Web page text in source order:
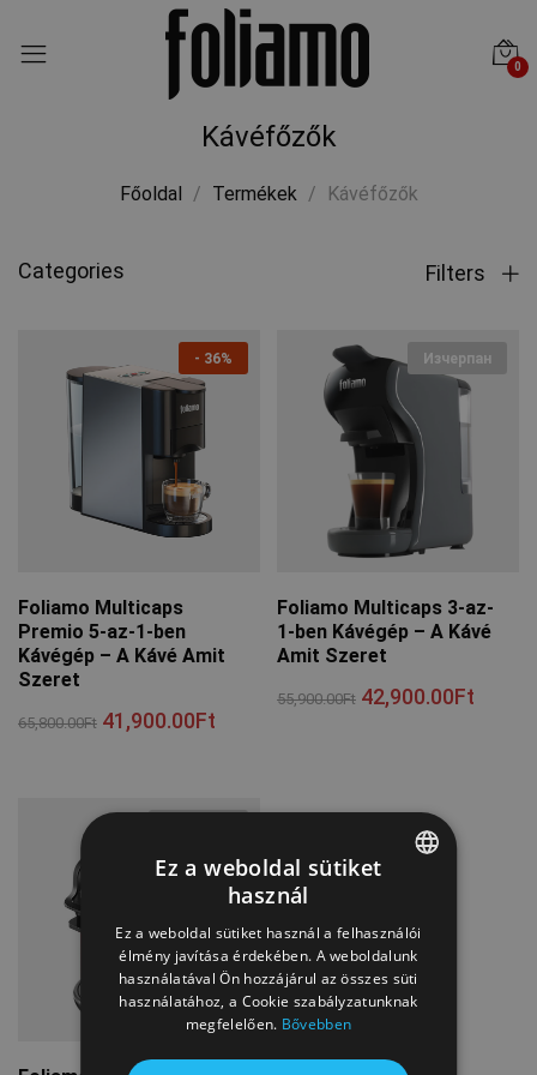
0
Kávéfőzők
Főoldal Termékek Kávéfőzők
Categories Filters
- 36%
Foliamo Multicaps
Premio 5-az-1-ben
Kávégép – A Kávé Amit
Szeret
65,800.00Ft 41,900.00Ft
Изчерпан
Foliamo Multicaps 3-az-
1-ben Kávégép – A Kávé
Amit Szeret
55,900.00Ft 42,900.00Ft
CROATIAN
CZECH
Ez a weboldal sütiket
használ
Ez a weboldal sütiket használ a felhasználói
élmény javítása érdekében. A weboldalunk
használatával Ön hozzájárul az összes süti
használatához, a Cookie szabályzatunknak
megfelelően. Bővebben